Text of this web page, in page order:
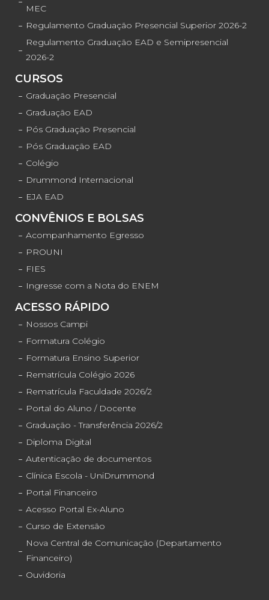
MEC
Regulamento Graduação Presencial Superior 2026-2
Regulamento Graduação EAD e Semipresencial
2026-2
CURSOS
Graduação Presencial
Graduação EAD
Pós Graduação Presencial
Pós Graduação EAD
Colégio
Drummond Internacional
EJA EAD
CONVÊNIOS E BOLSAS
Acompanhamento Egresso
PROUNI
FIES
Ingresse com a Nota do ENEM
ACESSO RÁPIDO
Nossos Campi
Formatura Colégio
Formatura Ensino Superior
Rematrícula Colégio 2026
Rematrícula Faculdade 2026/2
Portal do Aluno / Docente
Graduação - Transferência 2026/2
Diploma Digital
Autenticação de documentos
Clínica Escola - UniDrummond
Portal Financeiro
Acesso Portal Ex-Aluno
Curso de Extensão
Nova Central de Comunicação (Departamento
Financeiro)
Ouvidoria